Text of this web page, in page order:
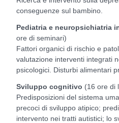
conseguenze sul bambino.
Pediatria e neuropsichiatria
ore di seminari)
Fattori organici di rischio e
valutazione interventi integrati
psicologici. Disturbi alimentari
Sviluppo cognitivo (16 ore di
Predisposizioni del sistema
precoci di sviluppo atipico;
intervento nei tratti autistici; lo